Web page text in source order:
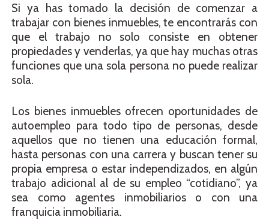
Si ya has tomado la decisión de comenzar a
trabajar con bienes inmuebles, te encontrarás con
que el trabajo no solo consiste en obtener
propiedades y venderlas, ya que hay muchas otras
funciones que una sola persona no puede realizar
sola.
Los bienes inmuebles ofrecen oportunidades de
autoempleo para todo tipo de personas, desde
aquellos que no tienen una educación formal,
hasta personas con una carrera y buscan tener su
propia empresa o estar independizados, en algún
trabajo adicional al de su empleo “cotidiano”, ya
sea como agentes inmobiliarios o con una
franquicia inmobiliaria.